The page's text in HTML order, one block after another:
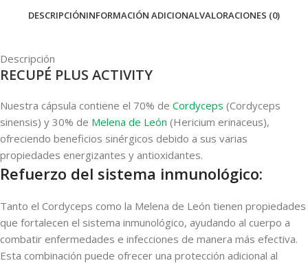
DESCRIPCIÓNINFORMACIÓN ADICIONALVALORACIONES (0)
Descripción
RECUPÉ PLUS ACTIVITY
Nuestra cápsula contiene el 70% de Cordyceps (Cordyceps
sinensis) y 30% de Melena de León (Hericium erinaceus),
ofreciendo beneficios sinérgicos debido a sus varias
propiedades energizantes y antioxidantes.
Refuerzo del sistema inmunológico:
Tanto el Cordyceps como la Melena de León tienen propiedades
que fortalecen el sistema inmunológico, ayudando al cuerpo a
combatir enfermedades e infecciones de manera más efectiva.
Esta combinación puede ofrecer una protección adicional al